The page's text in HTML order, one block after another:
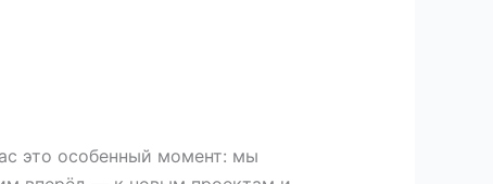
это особенный момент: мы